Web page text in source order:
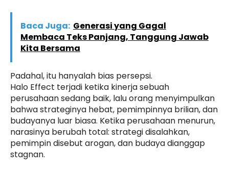
Baca Juga: Generasi yang Gagal
Membaca Teks Panjang, Tanggung Jawab
Kita Bersama
Padahal, itu hanyalah bias persepsi.
Halo Effect terjadi ketika kinerja sebuah
perusahaan sedang baik, lalu orang menyimpulkan
bahwa strateginya hebat, pemimpinnya brilian, dan
budayanya luar biasa. Ketika perusahaan menurun,
narasinya berubah total: strategi disalahkan,
pemimpin disebut arogan, dan budaya dianggap
stagnan.